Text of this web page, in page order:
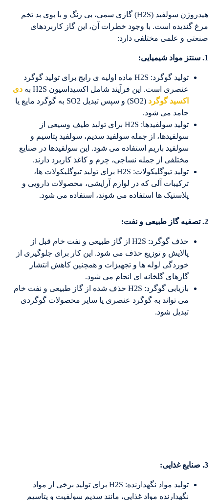
هیدروژن سولفید (H2S) گازی سمی، بی رنگ و با بوی بد تخم
مرغ گندیده است. با وجود خطرات آن، این گاز کاربردهای
صنعتی و علمی مختلفی دارد:
1. سنتز مواد شیمیایی:
تولید گوگرد: H2S ماده اولیه ی رایج برای تولید گوگرد
عنصری است. این فرآیند شامل اکسیداسیون H2S به
دی
اکسید گوگرد
(SO2) و سپس تبدیل SO2 به گوگرد مایع یا
جامد می شود.
تولید سولفیدها: H2S برای تولید طیف وسیعی از
سولفیدها، از جمله سولفید سدیم، سولفید پتاسیم و
سولفید باریم استفاده می شود. این سولفیدها در صنایع
مختلفی از جمله نساجی، چرم و کاغذ کاربرد دارند.
تولید تیوگلیکولات: H2S برای تولید تیوگلیکولات ها،
ترکیبات آلی که در لوازم آرایشی، محصولات دارویی و
پلاستیک ها استفاده می شوند، استفاده می شود.
2. تصفیه گاز طبیعی و نفت:
حذف گوگرد: H2S از گاز طبیعی و نفت خام قبل از
پالایش و توزیع حذف می شود. این کار برای جلوگیری از
خوردگی لوله ها و تجهیزات و همچنین کاهش انتشار
گازهای گلخانه ای انجام می شود.
بازیابی گوگرد: H2S حذف شده از گاز طبیعی و نفت خام
می تواند به گوگرد عنصری یا سایر محصولات گوگردی
تبدیل شود.
3. صنایع غذایی:
تولید مواد نگهدارنده: H2S برای تولید برخی از مواد
نگهدارنده مواد غذایی، مانند سدیم سولفیت و پتاسیم